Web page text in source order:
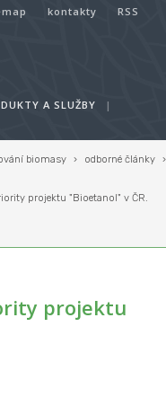
kontakty RSS
A SLUŽBY
|
biomasy › odborné články ›
projektu "Bioetanol" v ČR.
projektu